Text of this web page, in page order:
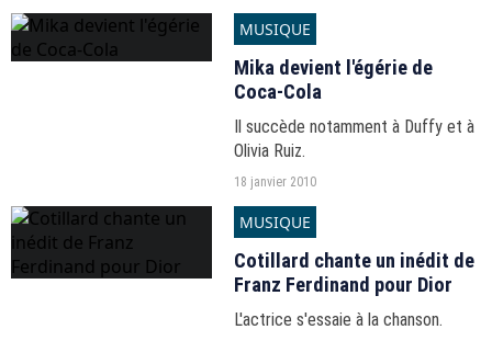
tous ses investissements
MUSIQUE
Mika devient l'égérie de
Coca-Cola
Il succède notamment à Duffy et à
Olivia Ruiz.
18 janvier 2010
MUSIQUE
Cotillard chante un inédit de
Franz Ferdinand pour Dior
L'actrice s'essaie à la chanson.